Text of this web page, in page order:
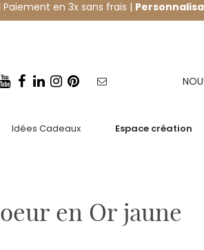
Paiement en 3x sans frais |
Idées Cadeaux Espace création
en Or jaune